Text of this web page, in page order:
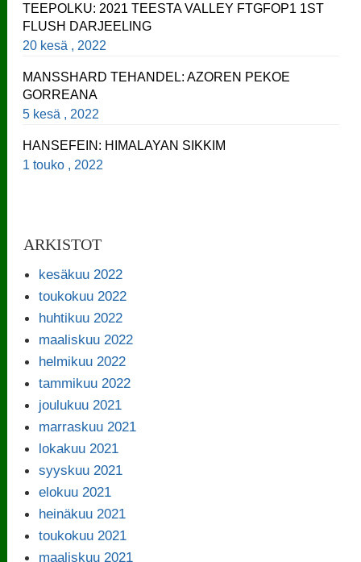
TEEPOLKU: 2021 TEESTA VALLEY FTGFOP1 1ST
FLUSH DARJEELING
20 kesä , 2022
MANSSHARD TEHANDEL: AZOREN PEKOE
GORREANA
5 kesä , 2022
HANSEFEIN: HIMALAYAN SIKKIM
1 touko , 2022
ARKISTOT
kesäkuu 2022
toukokuu 2022
huhtikuu 2022
maaliskuu 2022
helmikuu 2022
tammikuu 2022
joulukuu 2021
marraskuu 2021
lokakuu 2021
syyskuu 2021
elokuu 2021
heinäkuu 2021
toukokuu 2021
maaliskuu 2021